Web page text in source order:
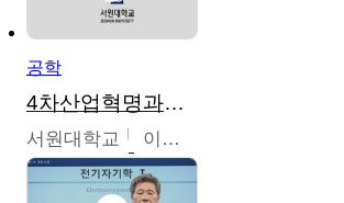
공학
4차산업혁명과우리의미래
서원대학교 이병권